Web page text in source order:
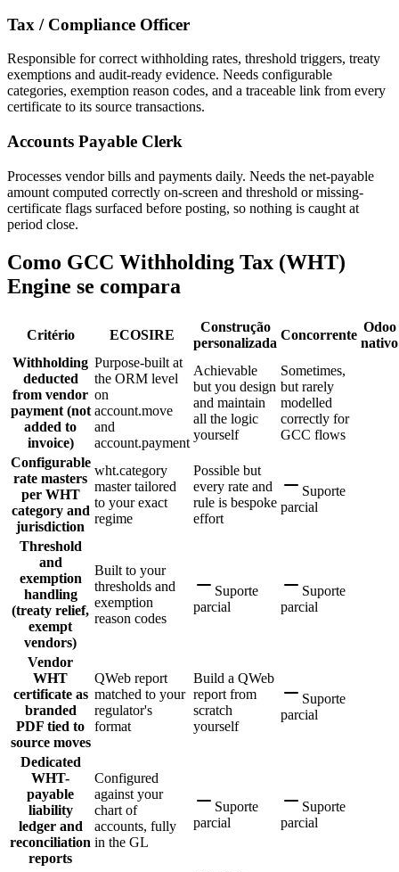
Tax / Compliance Officer
Responsible for correct withholding rates, threshold triggers, treaty
exemptions and audit-ready evidence. Needs configurable
categories, exemption reason codes, and a traceable link from every
certificate to its source transactions.
Accounts Payable Clerk
Processes vendor bills and payments daily. Needs the net-payable
amount computed correctly on-screen and threshold or missing-
certificate flags surfaced before posting, so nothing is caught at
period close.
Como GCC Withholding Tax (WHT)
Engine se compara
Critério ECOSIRE
Construção
personalizada
Concorrente
Odoo
nativo
Withholding
deducted
from vendor
payment (not
added to
invoice)
Purpose-built at
the ORM level
on
account.move
and
account.payment
Achievable
but you design
and maintain
all the logic
yourself
Sometimes,
but rarely
modelled
correctly for
GCC flows
Configurable
rate masters
per WHT
category and
jurisdiction
wht.category
master tailored
to your exact
regime
Possible but
every rate and
rule is bespoke
effort
Suporte
parcial
Threshold
and
exemption
handling
(treaty relief,
exempt
vendors)
Built to your
thresholds and
exemption
reason codes
Suporte
parcial
Suporte
parcial
Vendor
WHT
certificate as
branded
PDF tied to
source moves
QWeb report
matched to your
regulator's
format
Build a QWeb
report from
scratch
yourself
Suporte
parcial
Dedicated
WHT-
payable
liability
ledger and
reconciliation
reports
Configured
against your
chart of
accounts, fully
in the GL
Suporte
parcial
Suporte
parcial